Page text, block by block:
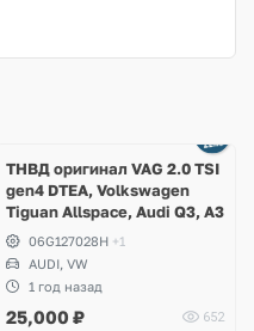
ТНВД оригинал VAG 2.0 TSI
gen4 DTEA, Volkswagen
Tiguan Allspace, Audi Q3, A3
06G127028H +1
AUDI, VW
1 год назад
25,000 ₽ 652